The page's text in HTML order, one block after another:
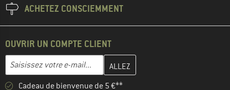
ACHETEZ CONSCIEMMENT
OUVRIR UN COMPTE CLIENT
Adresse e-mail
Entrez votre adresse e-mail ici et créez votre compte client à la
Cadeau de bienvenue de 5 €**